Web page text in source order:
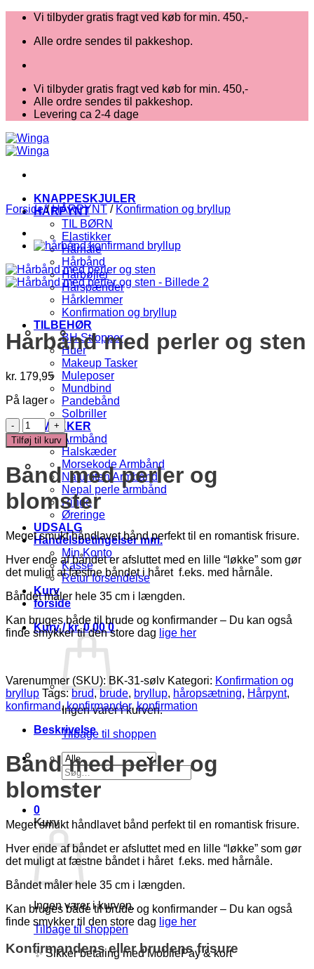
Fortsæt
indhold
Vi tilbyder gratis fragt ved køb for min. 450,-
Alle ordre sendes til pakkeshop.
Vi tilbyder gratis fragt ved køb for min. 450,-
Alle ordre sendes til pakkeshop.
Levering ca 2-4 dage
KNAPPESKJULER
HÅRPYNT
TIL BØRN
Elastikker
Hårnåle
Hårbånd
Hårbøjler
Hårspænder
Hårklemmer
Konfirmation og bryllup
TILBEHØR
BH Stropper
Huer
Makeup Tasker
Muleposer
Mundbind
Pandebånd
Solbriller
SMYKKER
Armbånd
Halskæder
Morsekode Armbånd
Natursten Armbånd
Nepal perle armbånd
Ringe
Øreringe
UDSALG
Handelsbetingelser mm.
Min Konto
Kasse
Retur forsendelse
Kurv
forside
Kurv /kr.0,00 0
Ingen varer i kurven.
Tilbage til shoppen
Søg
efter:
0
Kurv
Ingen varer i kurven.
Tilbage til shoppen
✨ Sikker betaling med MobilePay & kort
Forside / HÅRPYNT / Konfirmation og bryllup
Hårbånd med perler og sten
kr. 179,95
På lager
Hårbånd
med
perler
og
sten
antal
Tilføj til kurv
Bånd med perler og
blomster
Meget smukt håndlavet bånd perfekt til en romantisk frisure.
Hver ende af båndet er afsluttet med en lille “løkke” som gør
det muligt at fæstne båndet i håret f.eks. med hårnåle.
Båndet måler hele 35 cm i længden.
Kan bruges både til brude og konfirmander – Du kan også
finde smykker til den store dag lige her
Varenummer (SKU): BK-31-sølv Kategori: Konfirmation og
bryllup Tags:brud,brude, bryllup, håropsætning, Hårpynt,
konfirmand,konfirmander,konfirmation
Beskrivelse
Bånd med perler og
blomster
Meget smukt håndlavet bånd perfekt til en romantisk frisure.
Hver ende af båndet er afsluttet med en lille “løkke” som gør
det muligt at fæstne båndet i håret f.eks. med hårnåle.
Båndet måler hele 35 cm i længden.
Kan bruges både til brude og konfirmander – Du kan også
finde smykker til den store dag lige her
Konfirmandens eller brudens frisure